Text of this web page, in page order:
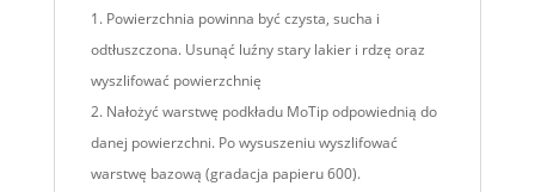
Powierzchnia powinna być czysta, sucha i
odtłuszczona. Usunąć luźny stary lakier i rdzę oraz
wyszlifować powierzchnię
Nałożyć warstwę podkładu MoTip odpowiednią do
danej powierzchni. Po wysuszeniu wyszlifować
warstwę bazową (gradacja papieru 600).